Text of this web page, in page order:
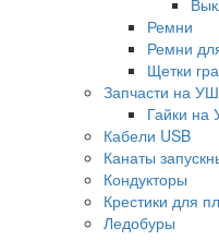
Ремни
Ремни
Щетки
Запчасти на
Гайки
Кабели USB
Канаты
Кондукторы
Крестики для
Ледобуры